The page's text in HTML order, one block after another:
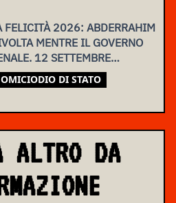
FELICITÀ 2026: ABDERRAHIM
MENTRE IL GOVERNO
12 SETTEMBRE
OMICIODIO DI STATO
ALTRO DA